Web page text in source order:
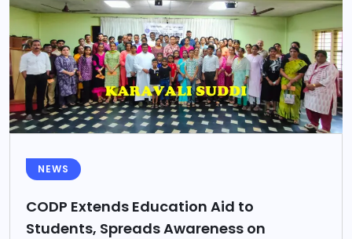
NEWS
CODP Extends Education Aid to
Students, Spreads Awareness on